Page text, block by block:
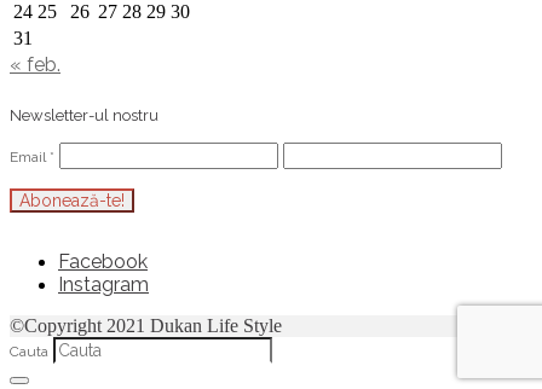
24 25 26 27 28 29 30
31
« feb.
Newsletter-ul nostru
Email *
Facebook
Instagram
©Copyright 2021 Dukan Life Style
Cauta